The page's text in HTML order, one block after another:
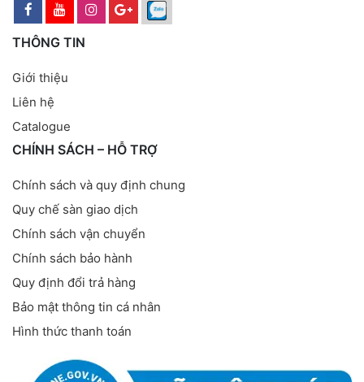
THÔNG TIN
Giới thiệu
Liên hệ
Catalogue
CHÍNH SÁCH – HỖ TRỢ
Chính sách và quy định chung
Quy chế sàn giao dịch
Chính sách vận chuyển
Chính sách bảo hành
Quy định đổi trả hàng
Bảo mật thông tin cá nhân
Hình thức thanh toán